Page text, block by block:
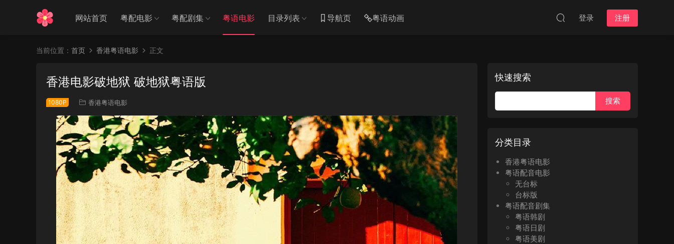
网站首页 粤配电影 粤配剧集 粤语电影 目录列表 导航页 粤语动画 登录 注册
当前位置： 首页 香港粤语电影 正文
香港电影破地狱 破地狱粤语版
1080P 香港粤语电影
快速搜索
分类目录
香港粤语电影
粤语配音电影
无台标
台标版
粤语配音剧集
粤语韩剧
粤语日剧
粤语美剧